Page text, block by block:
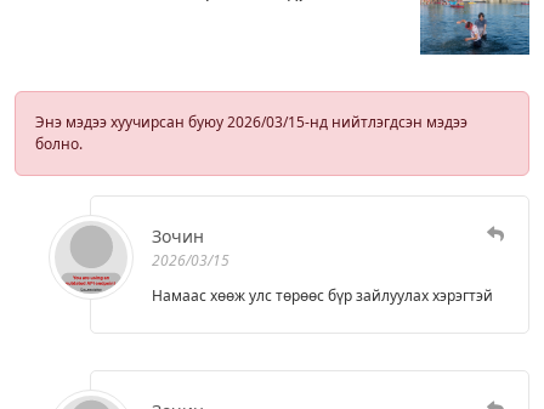
Энэ мэдээ хуучирсан буюу 2026/03/15-нд нийтлэгдсэн мэдээ
болно.
Зочин
2026/03/15
Намаас хөөж улс төрөөс бүр зайлуулах хэрэгтэй